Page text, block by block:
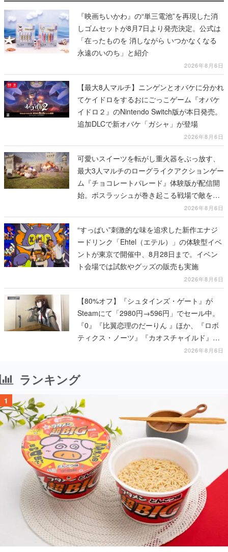
『映画ちいかわ』の“単三電池”を再現した消
しゴムセットが8月7日より発売決定。公式は
「在ったものを 消しながら いつかなくなる
永遠のいのち」と紹介
2026年8月6日
【最大8人マルチ】ニンゲンとオバケに分かれ
てケイドロをするおにごっこゲーム『オバケ
イドロ２』のNintendo Switch版が本日発売。
追加DLCで新オバケ「ガシャ」が登場
2026年8月6日
可愛いスイーツを転がし重火器をぶっ放す、
最大3人マルチのローグライクアクションゲー
ム『チョコレートパレード』体験版が配信開
始。ボスラッシュが巻き起こる戦場で敵を倒
し、コインを集めてスコアを競い合え2026年8月6日
“すっぱい”刺激的な味を追求した新作エナジ
ードリンク「Ehtel（エテル）」の体験型イベ
ントが東京で開催中、8月28日まで。イベン
ト会場では試飲やグッズの販売も実施
2026年8月6日
【80%オフ】『シュタインズ・ゲート』が
Steamにて「2980円→596円」でセール中。
『0』『比翼恋理のだーりん 』ほか、『ロボ
ティクス・ノーツ』『カオスチャイルド』な
ど科学アドベンチャーシリーズもセール対象
2026年8月6日
ランキング
1